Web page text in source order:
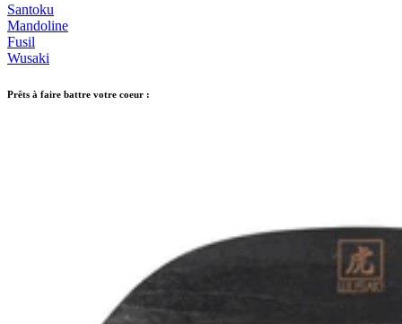
Santoku
Mandoline
Fusil
Wusaki
Prêts à faire battre votre coeur :